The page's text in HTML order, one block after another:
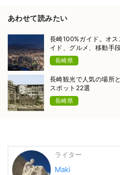
あわせて読みたい
長崎100%ガイド。オ
イド、グルメ、移動手
長崎県
長崎観光で人気の場所
スポット22選
長崎県
ライター
Maki